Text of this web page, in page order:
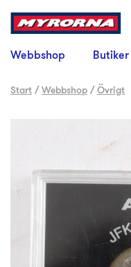
Webbshop Butiker
Start /Webbshop /Övrigt